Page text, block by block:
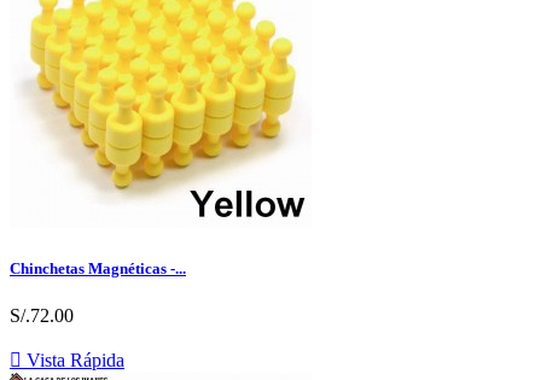
Chinchetas Magnéticas -...
S/.72.00
 Vista Rápida